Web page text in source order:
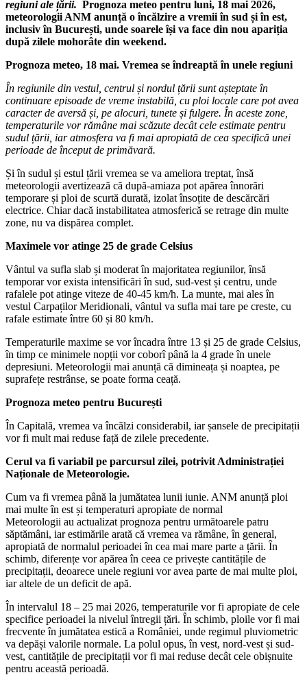
regiuni ale țării. Prognoza meteo pentru luni, 18 mai 2026,
meteorologii ANM anunță o încălzire a vremii în sud și în est,
inclusiv în București, unde soarele își va face din nou apariția
după zilele mohorâte din weekend.
Prognoza meteo, 18 mai. Vremea se îndreaptă în unele regiuni
În regiunile din vestul, centrul și nordul țării sunt așteptate în
continuare episoade de vreme instabilă, cu ploi locale care pot avea
caracter de aversă și, pe alocuri, tunete și fulgere. În aceste zone,
temperaturile vor rămâne mai scăzute decât cele estimate pentru
sudul țării, iar atmosfera va fi mai apropiată de cea specifică unei
perioade de început de primăvară.
Și în sudul și estul țării vremea se va ameliora treptat, însă
meteorologii avertizează că după-amiaza pot apărea înnorări
temporare și ploi de scurtă durată, izolat însoțite de descărcări
electrice. Chiar dacă instabilitatea atmosferică se retrage din multe
zone, nu va dispărea complet.
Maximele vor atinge 25 de grade Celsius
Vântul va sufla slab și moderat în majoritatea regiunilor, însă
temporar vor exista intensificări în sud, sud-vest și centru, unde
rafalele pot atinge viteze de 40-45 km/h. La munte, mai ales în
vestul Carpaților Meridionali, vântul va sufla mai tare pe creste, cu
rafale estimate între 60 și 80 km/h.
Temperaturile maxime se vor încadra între 13 și 25 de grade Celsius,
în timp ce minimele nopții vor coborî până la 4 grade în unele
depresiuni. Meteorologii mai anunță că dimineața și noaptea, pe
suprafețe restrânse, se poate forma ceață.
Prognoza meteo pentru București
În Capitală, vremea va încălzi considerabil, iar șansele de precipitații
vor fi mult mai reduse față de zilele precedente.
Cerul va fi variabil pe parcursul zilei, potrivit Administrației
Naționale de Meteorologie.
Cum va fi vremea până la jumătatea lunii iunie. ANM anunță ploi
mai multe în est și temperaturi apropiate de normal
Meteorologii au actualizat prognoza pentru următoarele patru
săptămâni, iar estimările arată că vremea va rămâne, în general,
apropiată de normalul perioadei în cea mai mare parte a țării. În
schimb, diferențe vor apărea în ceea ce privește cantitățile de
precipitații, deoarece unele regiuni vor avea parte de mai multe ploi,
iar altele de un deficit de apă.
În intervalul 18 – 25 mai 2026, temperaturile vor fi apropiate de cele
specifice perioadei la nivelul întregii țări. În schimb, ploile vor fi mai
frecvente în jumătatea estică a României, unde regimul pluviometric
va depăși valorile normale. La polul opus, în vest, nord-vest și sud-
vest, cantitățile de precipitații vor fi mai reduse decât cele obișnuite
pentru această perioadă.